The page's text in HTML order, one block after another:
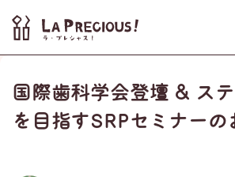
国際歯科学会登壇 & ス
を目指すSRPセミナーの